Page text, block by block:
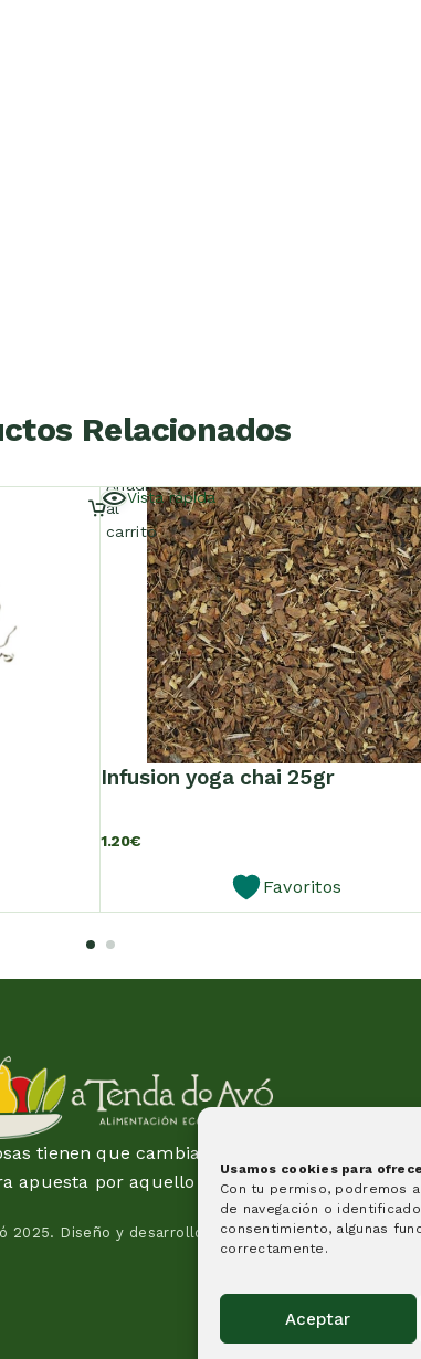
Usamos cookies para
Con tu permiso, podremos
de navegación o
consentimiento, algunas
correctamente.
Aceptar
Relacionados
Vista rápida
infusion yoga chai 25gr
1.20€
Favoritos
Añadir
al
carrito
tienen que cambiar y esta idea es un
apuesta por aquello en lo que creemos.
2025. Diseño y desarrollo de páginas web